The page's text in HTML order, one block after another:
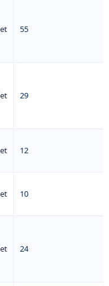
55
29
12
10
24